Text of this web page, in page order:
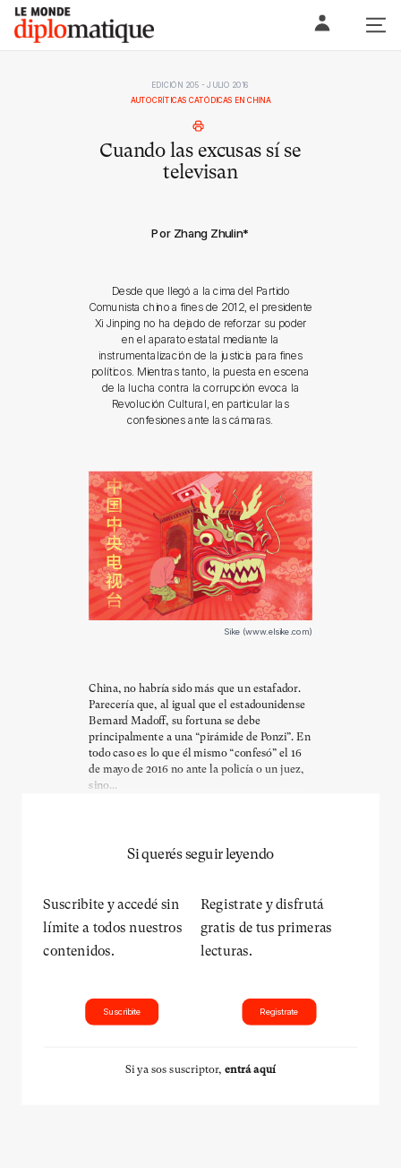
Skip
content
Le monde diplomatique
EDICIÓN 205 - JULIO 2016
AUTOCRÍTICAS CATÓDICAS EN CHINA
Cuando las excusas sí se
televisan
Por Zhang Zhulin*
Desde que llegó a la cima del Partido
Comunista chino a fines de 2012, el presidente
Xi Jinping no ha dejado de reforzar su poder
en el aparato estatal mediante la
instrumentalización de la justicia para fines
políticos. Mientras tanto, la puesta en escena
de la lucha contra la corrupción evoca la
Revolución Cultural, en particular las
confesiones ante las cámaras.
Sike (www.elsike.com)
China, no habría sido más que un estafador.
Parecería que, al igual que el estadounidense
Bernard Madoff, su fortuna se debe
principalmente a una “pirámide de Ponzi”. En
todo caso es lo que él mismo “confesó” el 16
de mayo de 2016 no ante la policía o un juez,
sino...
Si querés seguir leyendo
Suscribite y accedé sin
límite a todos nuestros
contenidos.
Suscribite
Registrate y disfrutá
gratis de tus primeras
lecturas.
Registrate
Si ya sos suscriptor, entrá aquí